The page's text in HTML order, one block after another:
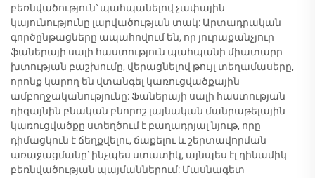
բեռնվածություն՝ պահպանելով չափային
կայունությունը լարվածության տակ: Արտադրական
գործընթացները ապահովում են, որ յուրաքանչյուր
ֆաներայի սալի հաստություն պահպանի միատարր
խտության բաշխումը, վերացնելով թույլ տեղամասերը,
որոնք կարող են վտանգել կառուցվածքային
ամբողջականությունը: Ֆաներայի սալի հաստության
դիզայնին բնական բնորոշ լայնական մանրաթելային
կառուցվածքը ստեղծում է բաղադրյալ նյութ, որը
դիմացկուն է ճեղքվելու, ճաքելու և շերտավորման
առաջացմանը՝ ինչպես ստատիկ, այնպես էլ դինամիկ
բեռնվածության պայմաններում: Մասնագետ